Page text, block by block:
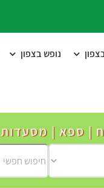
נופש בצפון
| ספא | מסעדות